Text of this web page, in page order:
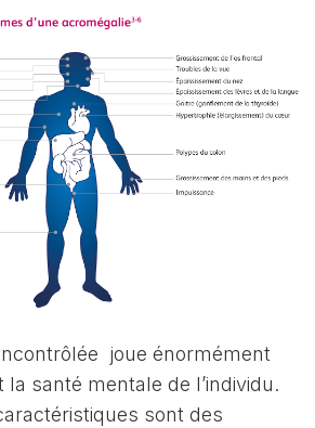
joue énormément
santé mentale de l’individu.
sont des